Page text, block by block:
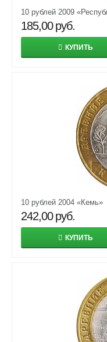
10 рублей 2009
185,00 руб.
КУПИТЬ
10 рублей 2004 «Кемь»
242,00 руб.
КУПИТЬ